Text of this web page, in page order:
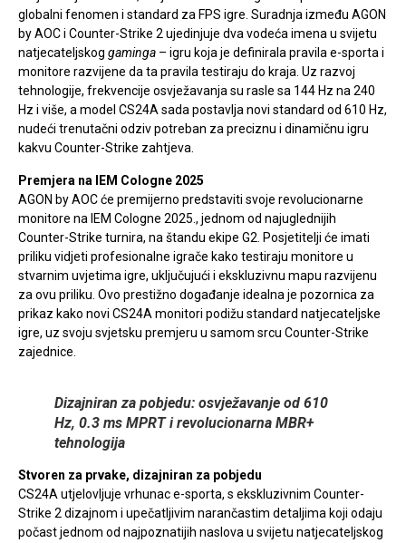
globalni fenomen i standard za FPS igre. Suradnja između AGON
by AOC i Counter-Strike 2 ujedinjuje dva vodeća imena u svijetu
natjecateljskog gaminga – igru koja je definirala pravila e-sporta i
monitore razvijene da ta pravila testiraju do kraja. Uz razvoj
tehnologije, frekvencije osvježavanja su rasle sa 144 Hz na 240
Hz i više, a model CS24A sada postavlja novi standard od 610 Hz,
nudeći trenutačni odziv potreban za preciznu i dinamičnu igru
kakvu Counter-Strike zahtjeva.
Premjera na IEM Cologne 2025
AGON by AOC će premijerno predstaviti svoje revolucionarne
monitore na IEM Cologne 2025., jednom od najuglednijih
Counter-Strike turnira, na štandu ekipe G2. Posjetitelji će imati
priliku vidjeti profesionalne igrače kako testiraju monitore u
stvarnim uvjetima igre, uključujući i ekskluzivnu mapu razvijenu
za ovu priliku. Ovo prestižno događanje idealna je pozornica za
prikaz kako novi CS24A monitori podižu standard natjecateljske
igre, uz svoju svjetsku premjeru u samom srcu Counter-Strike
zajednice.
Dizajniran za pobjedu: osvježavanje od 610
Hz, 0.3 ms MPRT i revolucionarna MBR+
tehnologija
Stvoren za prvake, dizajniran za pobjedu
CS24A utjelovljuje vrhunac e-sporta, s ekskluzivnim Counter-
Strike 2 dizajnom i upečatljivim narančastim detaljima koji odaju
počast jednom od najpoznatijih naslova u svijetu natjecateljskog